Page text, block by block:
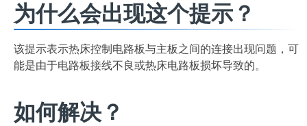
为什么会出现这个提示？
该提示表示热床控制电路板与主板之间的连接出现问题，可
能是由于电路板接线不良或热床电路板损坏导致的。
如何解决？